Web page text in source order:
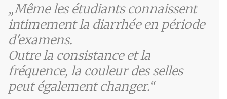
Même les étudiants connaissent
intimement la diarrhée en période
d'examens.
Outre la consistance et la
fréquence, la couleur des selles
peut également changer.